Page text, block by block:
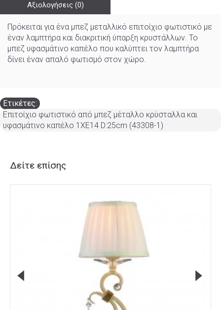
Αξιολογήσεις (0)
Πρόκειται για ένα μπεζ μεταλλικό επιτοίχιο φωτιστικό με
έναν λαμπτήρα και διακριτική ύπαρξη κρυστάλλων. Το
μπεζ υφασμάτινο καπέλο που καλύπτει τον λαμπτήρα
δίνει έναν απαλό φωτισμό στον χώρο.
Ετικέτες:
Επιτοίχιο φωτιστικό από μπεζ μέταλλο κρύσταλλα και
υφασμάτινο καπέλο 1XE14 D:25cm (43308-1)
Δείτε επίσης